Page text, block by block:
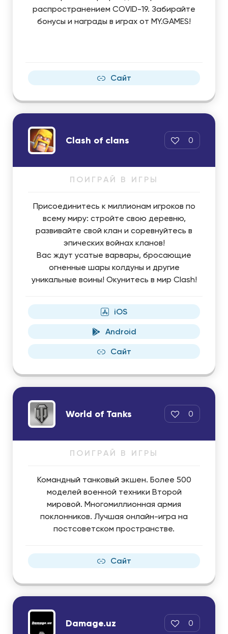
распространением COVID-19. Забирайте
бонусы и награды в играх от MY.GAMES!
Сайт
Clash of clans 0
ПОИГРАЙ В ИГРЫ
Присоединитесь к миллионам игроков по
всему миру: стройте свою деревню,
развивайте свой клан и соревнуйтесь в
эпических войнах кланов!
Вас ждут усатые варвары, бросающие
огненные шары колдуны и другие
уникальные воины! Окунитесь в мир Clash!
iOS
Android
Сайт
World of Tanks 0
ПОИГРАЙ В ИГРЫ
Командный танковый экшен. Более 500
моделей военной техники Второй
мировой. Многомиллионная армия
поклонников. Лучшая онлайн-игра на
постсоветском пространстве.
Сайт
Damage.uz 0